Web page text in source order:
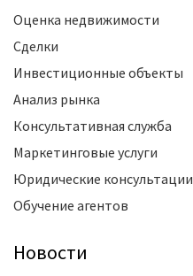
Оценка недвижимости
Сделки
Инвестиционные объекты
Анализ рынка
Консультативная служба
Маркетинговые услуги
Юридические консультации
Обучение агентов
Новости